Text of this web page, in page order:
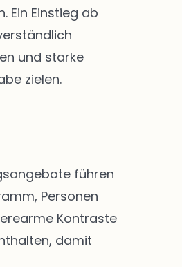
Ein Einstieg ab
und starke
zielen.
führen
Personen
Kontraste
damit